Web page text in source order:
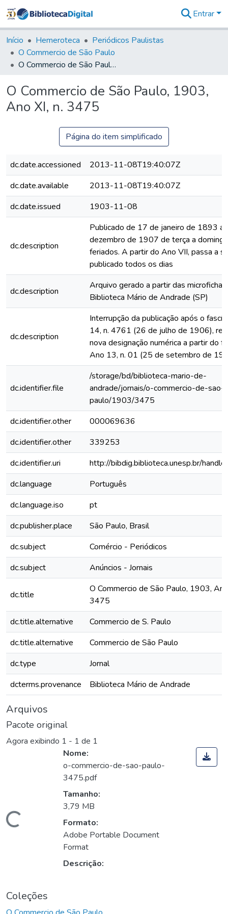
&
Coleções
Tudo na
Biblioteca
Estatísticas
Entrar
Início Hemeroteca
Periódicos Paulistas
O Commercio de São Paulo
O Commercio de São Paulo, 1903, Ano XI, n. 3475
O Commercio de São Paulo, 1903,
Ano XI, n. 3475
Página do item simplificado
dc.date.accessioned
2013-11-08T19:40:07Z
dc.date.available
2013-11-08T19:40:07Z
dc.date.issued
1903-11-08
dc.description
Publicado de 17 de janeiro de 1893 a
dezembro de 1907 de terça a
feriados. A partir do Ano VII, passa a
publicado todos os dias
dc.description
Arquivo gerado a partir das
Biblioteca Mário de Andrade (SP)
dc.description
Interrupção da publicação após o
14, n. 4761 (26 de julho de 1906),
nova designação numérica a partir do
Ano 13, n. 01 (25 de setembro de
dc.identifier.file
/storage/bd/biblioteca-mario-de-
andrade/jornais/o-commercio-de-sao-
paulo/1903/3475
dc.identifier.other
000069636
dc.identifier.other
339253
dc.identifier.uri
http://bibdig.biblioteca.unesp.br/
dc.language
Português
dc.language.iso
pt
dc.publisher.place
São Paulo, Brasil
dc.subject
Comércio - Periódicos
dc.subject
Anúncios - Jornais
dc.title
O Commercio de São Paulo, 1903,
3475
dc.title.alternative
Commercio de S. Paulo
dc.title.alternative
Commercio de São Paulo
dc.type
Jornal
dcterms.provenance
Biblioteca Mário de Andrade
Arquivos
Pacote original
Agora exibindo 1 - 1 de 1
Carregando...
Nome:
o-commercio-de-sao-paulo-
3475.pdf
Tamanho:
3,79 MB
Formato:
Adobe Portable Document
Format
Descrição:
Coleções